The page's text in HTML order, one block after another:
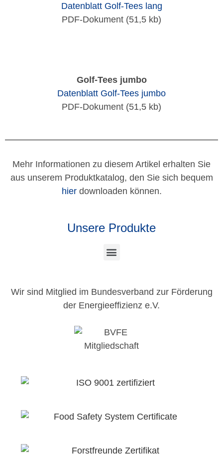
Datenblatt Golf-Tees lang
PDF-Dokument (51,5 kb)
Golf-Tees jumbo
Datenblatt Golf-Tees jumbo
PDF-Dokument (51,5 kb)
Mehr Informationen zu diesem Artikel erhalten Sie
aus unserem Produktkatalog, den Sie sich bequem
hierdownloaden können.
Unsere Produkte
Wir sind Mitglied im Bundesverband zur Förderung
der Energieeffizienz e.V.